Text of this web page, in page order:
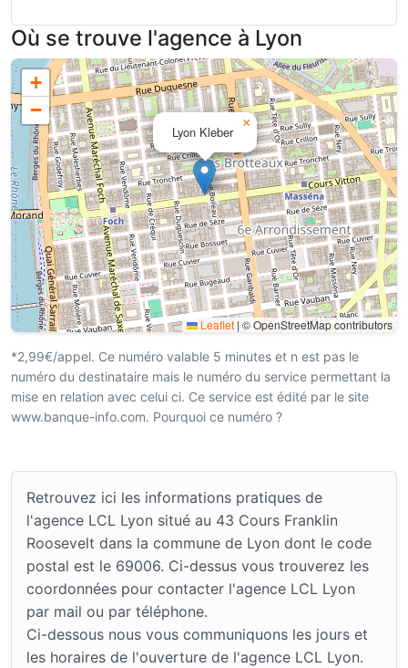
Où se trouve l'agence à Lyon
Lyon Kleber
×
+
−
Leaflet | © OpenStreetMap contributors
*2,99€/appel. Ce numéro valable 5 minutes et n est pas le
numéro du destinataire mais le numéro du service permettant la
mise en relation avec celui ci. Ce service est édité par le site
www.banque-info.com. Pourquoi ce numéro ?
Retrouvez ici les informations pratiques de
l'agence LCL Lyon situé au 43 Cours Franklin
Roosevelt dans la commune de Lyon dont le code
postal est le 69006. Ci-dessus vous trouverez les
coordonnées pour contacter l'agence LCL Lyon
par mail ou par téléphone.
Ci-dessous nous vous communiquons les jours et
les horaires de l'ouverture de l'agence LCL Lyon.